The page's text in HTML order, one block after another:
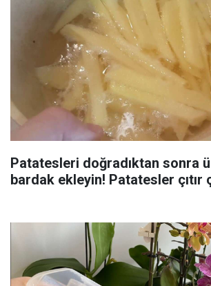
Patatesleri doğradıktan sonra
bardak ekleyin! Patatesler çıtır